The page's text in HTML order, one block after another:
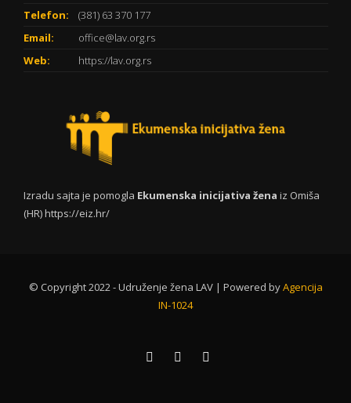
Telefon:
(381) 63 370 177
Email:
office@lav.org.rs
Web:
https://lav.org.rs
Izradu sajta je pomogla Ekumenska inicijativa žena iz Omiša
(HR)https://eiz.hr/
© Copyright 2022 - Udruženje žena LAV | Powered byAgencija
IN-1024